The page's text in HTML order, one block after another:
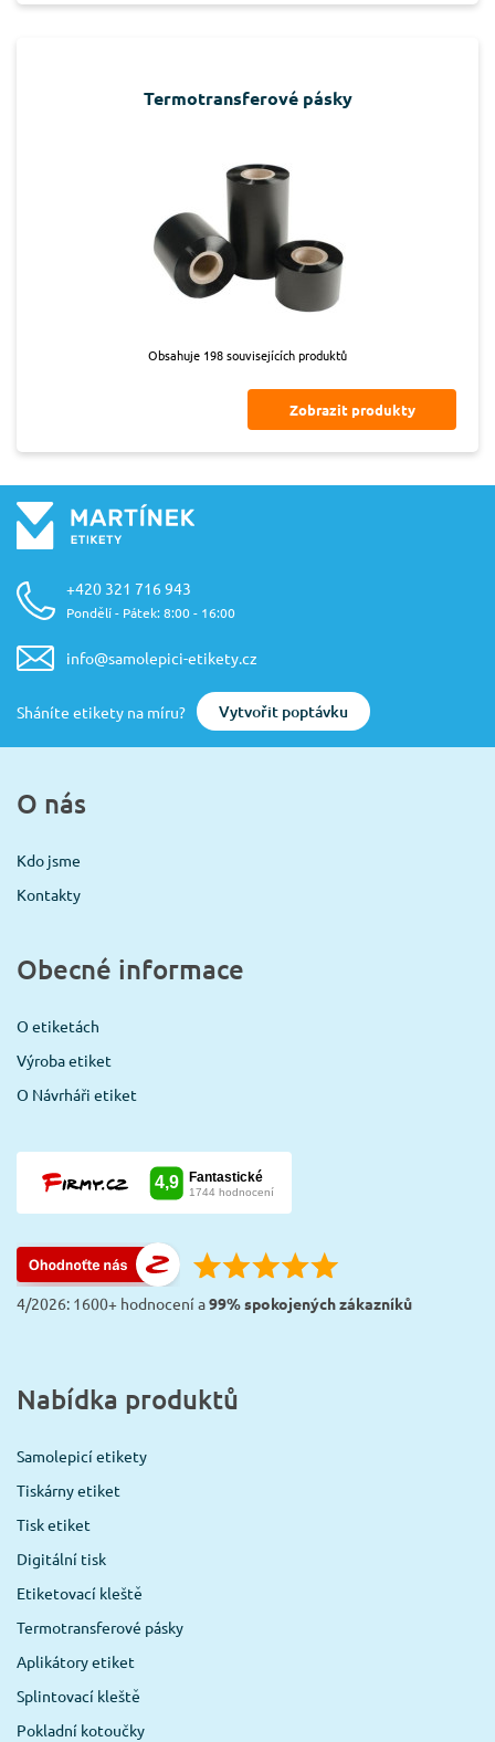
Termotransferové pásky
Obsahuje 198 souvisejících produktů
Zobrazit produkty
+420 321 716 943
Pondělí - Pátek: 8:00 - 16:00
info@samolepici-etikety.cz
Sháníte etikety na míru? Vytvořit poptávku
O nás
Kdo jsme
Kontakty
Obecné informace
O etiketách
Výroba etiket
O Návrháři etiket
4/2026: 1600+ hodnocení a99% spokojených zákazníků
Nabídka produktů
Samolepicí etikety
Tiskárny etiket
Tisk etiket
Digitální tisk
Etiketovací kleště
Termotransferové pásky
Aplikátory etiket
Splintovací kleště
Pokladní kotoučky